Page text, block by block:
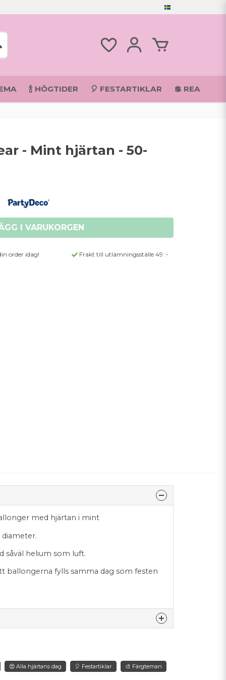
🍾 HÖGTIDER 🎈 FESTARTIKLAR 💲 REA
- Mint hjärtan - 50-
I VARUKORGEN
order idag!
Frakt till utlämningsställe 49 :-
med hjärtan i mint
såväl helium som luft.
ballongerna fylls samma dag som festen
produkten...
😍 Alla hjärtans dag 🎈 Festartiklar 🎨 Färgteman